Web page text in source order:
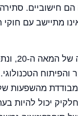
חישוביים. סתירה
מתיישב עם חוקי
העולם הקוונטי, שגילוייו
הטכנולוגי.
מבודדת מהשפעות
יכול להיות